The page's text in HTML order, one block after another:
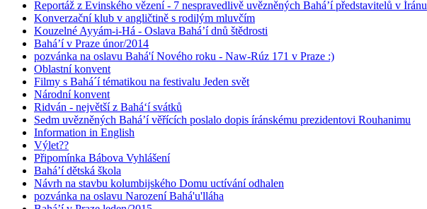
Reportáž z Evinského vězení - 7 nespravedlivě uvězněných Bahá’í představitelů v Íránu
Konverzační klub v angličtině s rodilým mluvčím
Kouzelné Ayyám-i-Há - Oslava Bahá’í dnů štědrosti
Bahá’í v Praze únor/2014
pozvánka na oslavu Bahá'í Nového roku - Naw-Rúz 171 v Praze :)
Oblastní konvent
Filmy s Bahá´í tématikou na festivalu Jeden svět
Národní konvent
Ridván - největší z Bahá‘í svátků
Sedm uvězněných Bahá’í věřících poslalo dopis íránskému prezidentovi Rouhanimu
Information in English
Výlet??
Připomínka Bábova Vyhlášení
Bahá’í dětská škola
Návrh na stavbu kolumbijského Domu uctívání odhalen
pozvánka na oslavu Narození Bahá'u'lláha